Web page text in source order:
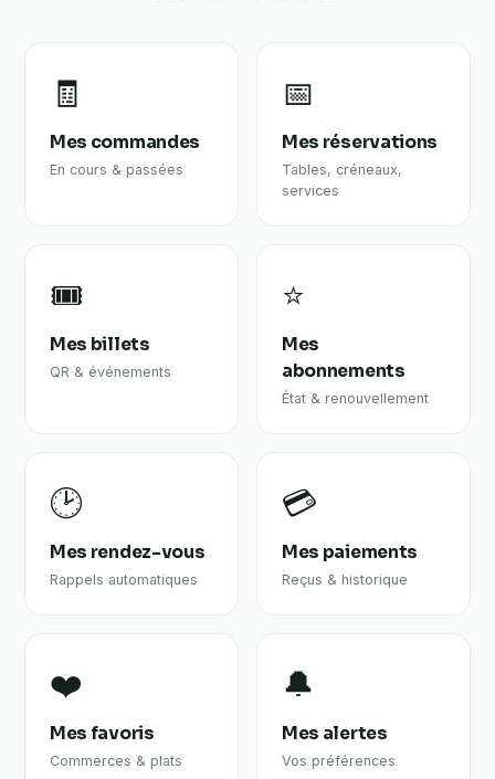
🧾
Mes commandes
En cours & passées
📅
Mes réservations
Tables, créneaux,
services
🎟️
Mes billets
QR & événements
⭐
Mes
abonnements
État & renouvellement
🕑
Mes rendez-vous
Rappels automatiques
💳
Mes paiements
Reçus & historique
❤️
Mes favoris
Commerces & plats
🔔
Mes alertes
Vos préférences